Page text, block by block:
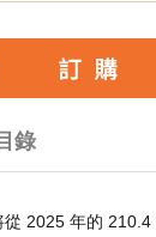
錄
2025 年的